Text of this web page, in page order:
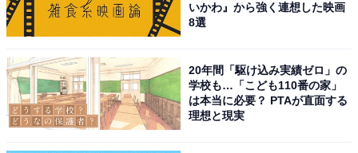
いかわ』から強く連想した映画
8選
20年間「駆け込み実績ゼロ」の
学校も…「こども110番の家」
は本当に必要？ PTAが直面する
理想と現実